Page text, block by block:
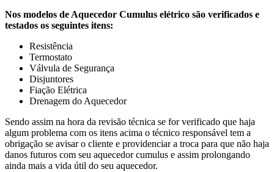
Nos modelos de Aquecedor Cumulus elétrico são verificados e
testados os seguintes itens:
Resistência
Termostato
Válvula de Segurança
Disjuntores
Fiação Elétrica
Drenagem do Aquecedor
Sendo assim na hora da revisão técnica se for verificado que haja
algum problema com os itens acima o técnico responsável tem a
obrigação se avisar o cliente e providenciar a troca para que não haja
danos futuros com seu aquecedor cumulus e assim prolongando
ainda mais a vida útil do seu aquecedor.